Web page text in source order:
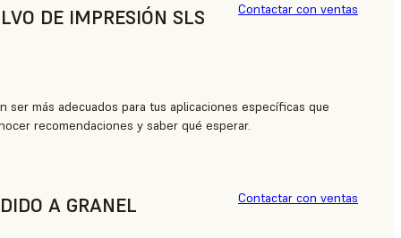
DE IMPRESIÓN SLS
ser más adecuados para tus aplicaciones específicas que
recomendaciones y saber qué esperar.
Contactar con ventas
A GRANEL Contactar con ventas